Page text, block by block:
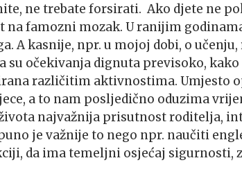
ne trebate forsirati. Ako djete ne
famozni mozak. U ranijim
A kasnije, npr. u mojoj dobi, o učenju,
su očekivanja dignuta previsoko, kako
različitim aktivnostima. Umjesto
a to nam posljedično oduzima
najvažnija prisutnost roditelja,
je važnije to nego npr. naučiti
da ima temeljni osjećaj sigurnosti,